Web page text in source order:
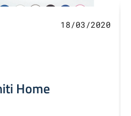
18/03/2020
Home